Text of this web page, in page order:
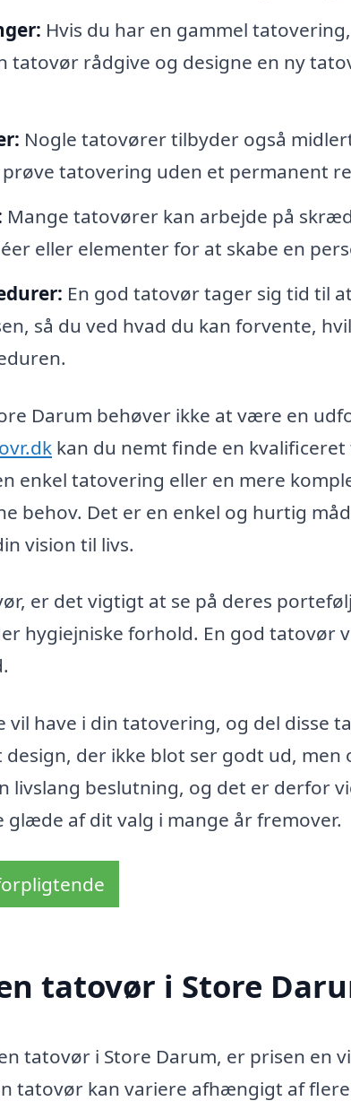
Hvis du har en gammel
tatovør rådgive og designe en ny
Nogle tatovører tilbyder også
tatovering uden et permanent
Mange tatovører kan arbejde på
eller elementer for at skabe en
En god tatovør tager sig tid til
så du ved hvad du kan forvente,
Darum behøver ikke at være en
kan du nemt finde en
enkel tatovering eller en mere
behov. Det er en enkel og hurtig
vision til livs.
er det vigtigt at se på deres
hygiejniske forhold. En god tatovør
vil have i din tatovering, og del disse
design, der ikke blot ser godt ud,
livslang beslutning, og det er derfor
glæde af dit valg i mange år fremover.
tatovør i Store
tatovør i Store Darum, er prisen en
tatovør kan variere afhængigt af